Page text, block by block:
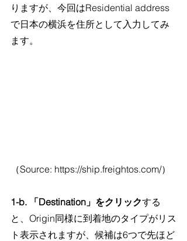
りますが、今回はResidential address
で日本の横浜を住所として入力してみ
ます。
（Source: https://ship.freightos.com/）
1-b. 「Destination」をクリックする
と、Origin同様に到着地のタイプがリス
ト表示されますが、候補は6つで先ほど